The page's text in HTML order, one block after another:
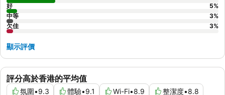
評分高於香港的平均值
氛圍•9.3 體驗•9.1 Wi-Fi•8.9 整潔度•8.8
好
5%
中等
3%
欠佳
3%
顯示評價